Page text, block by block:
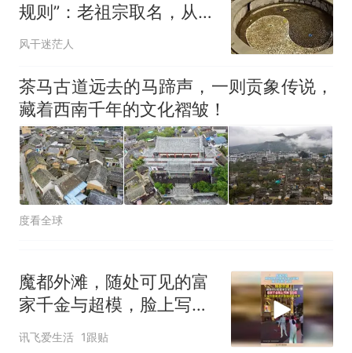
规则”：老祖宗取名，从来
不是随便起起
风干迷茫人
茶马古道远去的马蹄声，一则贡象传说，
藏着西南千年的文化褶皱！
度看全球
魔都外滩，随处可见的富
家千金与超模，脸上写满
了自信！
讯飞爱生活 1跟贴